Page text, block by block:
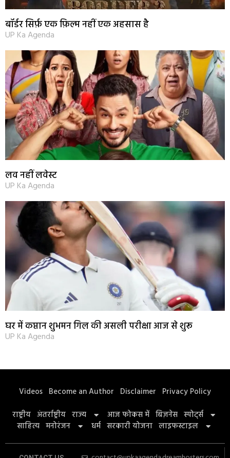
बॉर्डर सिर्फ़ एक फ़िल्म नहीं एक अहसास है
UP Ka Agenda
लव नहीं लवेस्ट
UP Ka Agenda
घर में कप्तान शुभमन गिल की असली परीक्षा आज से शुरू
UP Ka Agenda
Videos Become an Author Disclaimer Privacy Policy
राष्ट्रीय अंतर्राष्ट्रीय राज्य आज फोकस में बिज़नेस स्पोर्ट्स
साहित्य मनोरंजन धर्म सरकारी योजना लाइफस्टाइल